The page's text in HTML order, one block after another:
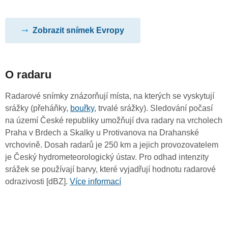
Zobrazit snímek Evropy
O radaru
Radarové snímky znázorňují místa, na kterých se vyskytují
srážky (přeháňky, bouřky, trvalé srážky). Sledování počasí
na území České republiky umožňují dva radary na vrcholech
Praha v Brdech a Skalky u Protivanova na Drahanské
vrchovině. Dosah radarů je 250 km a jejich provozovatelem
je Český hydrometeorologický ústav. Pro odhad intenzity
srážek se používají barvy, které vyjadřují hodnotu radarové
odrazivosti [dBZ]. Více informací